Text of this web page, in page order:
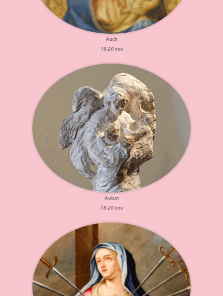
Auch
18-20 nov
Autun
18-20 nov